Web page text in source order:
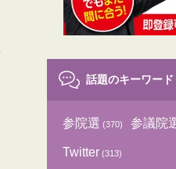
話題のキーワード
参院選 (370) 参議院
Twitter (313)